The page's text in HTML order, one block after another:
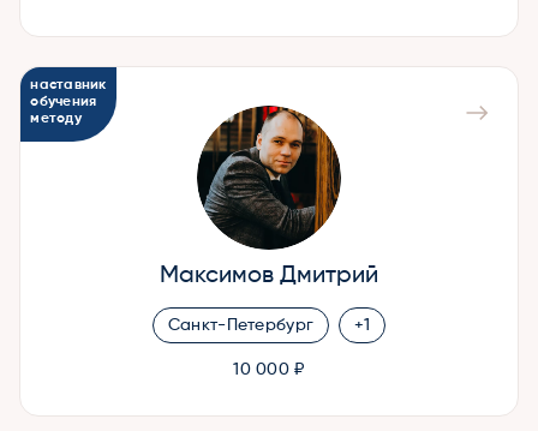
Максимов Дмитрий
Санкт-Петербург +1
10 000 ₽
наставник
обучения
методу